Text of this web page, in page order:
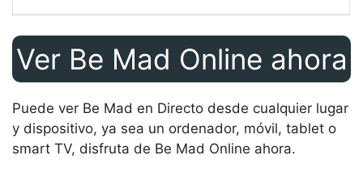
Ver Be Mad Online ahora
Puede ver Be Mad en Directo desde cualquier lugar
y dispositivo, ya sea un ordenador, móvil, tablet o
smart TV, disfruta de Be Mad Online ahora.